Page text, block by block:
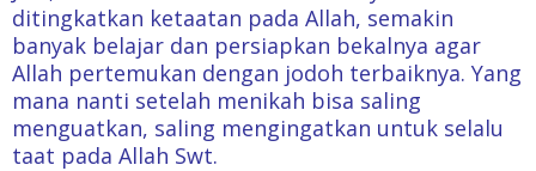
ditingkatkan ketaatan pada Allah, semakin
banyak belajar dan persiapkan bekalnya agar
Allah pertemukan dengan jodoh terbaiknya. Yang
mana nanti setelah menikah bisa saling
menguatkan, saling mengingatkan untuk selalu
taat pada Allah Swt.